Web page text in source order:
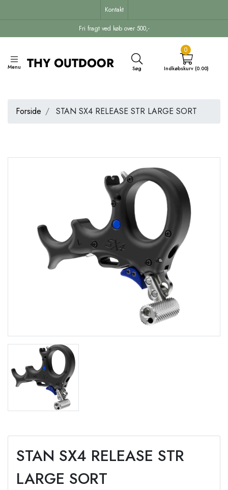
Fri fragt ved køb over 500,-
Kontakt
Menu Søg
0
Indkøbskurv (0.00)
Forside STAN SX4 RELEASE STR LARGE SORT
STAN SX4 RELEASE STR
LARGE SORT